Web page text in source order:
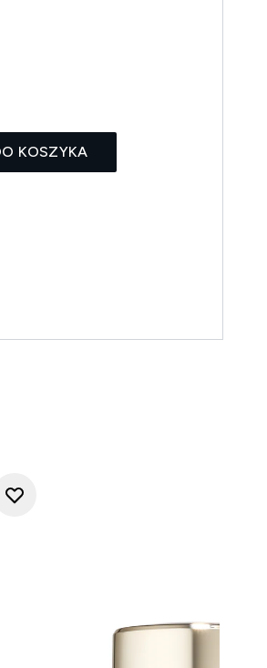
KOSZYKA